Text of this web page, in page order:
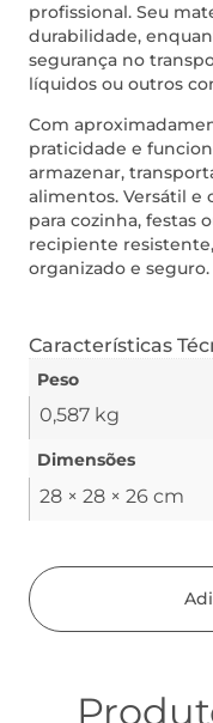
profissional. Seu
durabilidade,
segurança no
líquidos ou outros
Com
praticidade e
armazenar,
alimentos. Versátil e
para cozinha, festas
recipiente
organizado e seguro.
Características
Peso
0,587 kg
Dimensões
28 × 28 × 26 cm